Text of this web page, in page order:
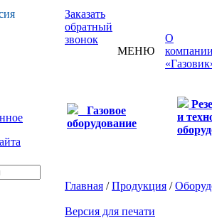
Заказать
обратный
звонок
МЕНЮ
О
Газовое
оборудование
и
Главная /Продукция /
Версия для печати